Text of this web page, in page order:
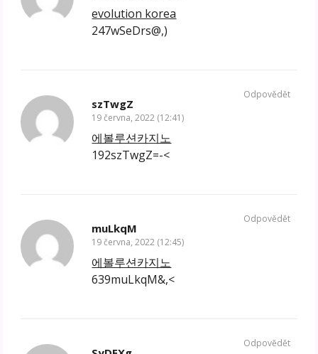
evolution korea
247wSeDrs@,)
szTwgZ
19 června, 2022 (12:41)
에볼루션카지노
192szTwgZ=-<
Odpovědět
muLkqM
19 června, 2022 (12:45)
에볼루션카지노
639muLkqM&,<
Odpovědět
Odpovědět